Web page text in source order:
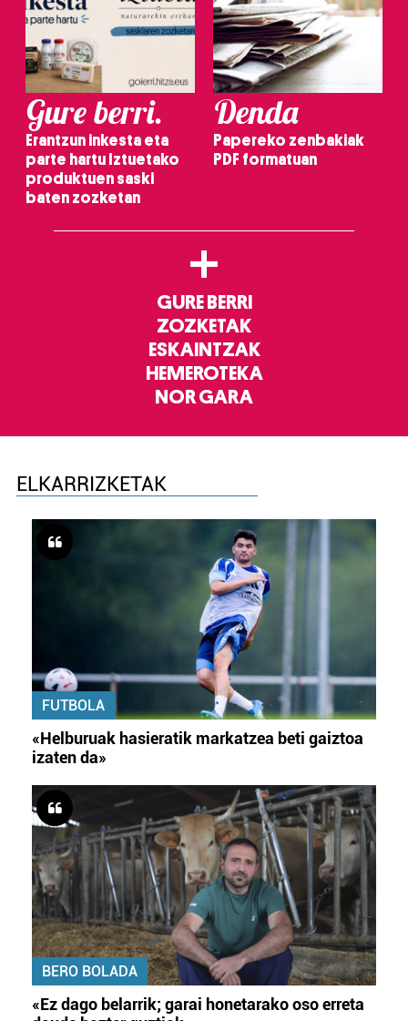
Gure berri.
Erantzun inkesta eta
parte hartu Iztuetako
produktuen saski
baten zozketan
Denda
Papereko zenbakiak
PDF formatuan
+
GURE BERRI
ZOZKETAK
ESKAINTZAK
HEMEROTEKA
NOR GARA
ELKARRIZKETAK
FUTBOLA
«Helburuak hasieratik markatzea beti gaiztoa
izaten da»
BERO BOLADA
«Ez dago belarrik; garai honetarako oso erreta